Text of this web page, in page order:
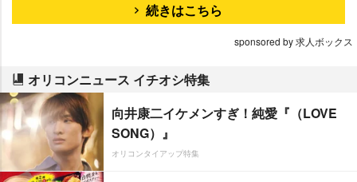
続きはこちら
sponsored by 求人ボックス
オリコンニュース イチオシ特集
向井康二イケメンすぎ！純愛『（LOVE
SONG）』
オリコンタイアップ特集